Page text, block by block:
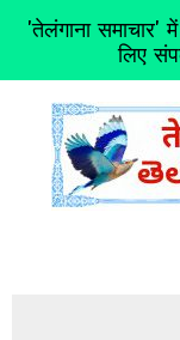
'तेलंगाना समाचार'
लिए